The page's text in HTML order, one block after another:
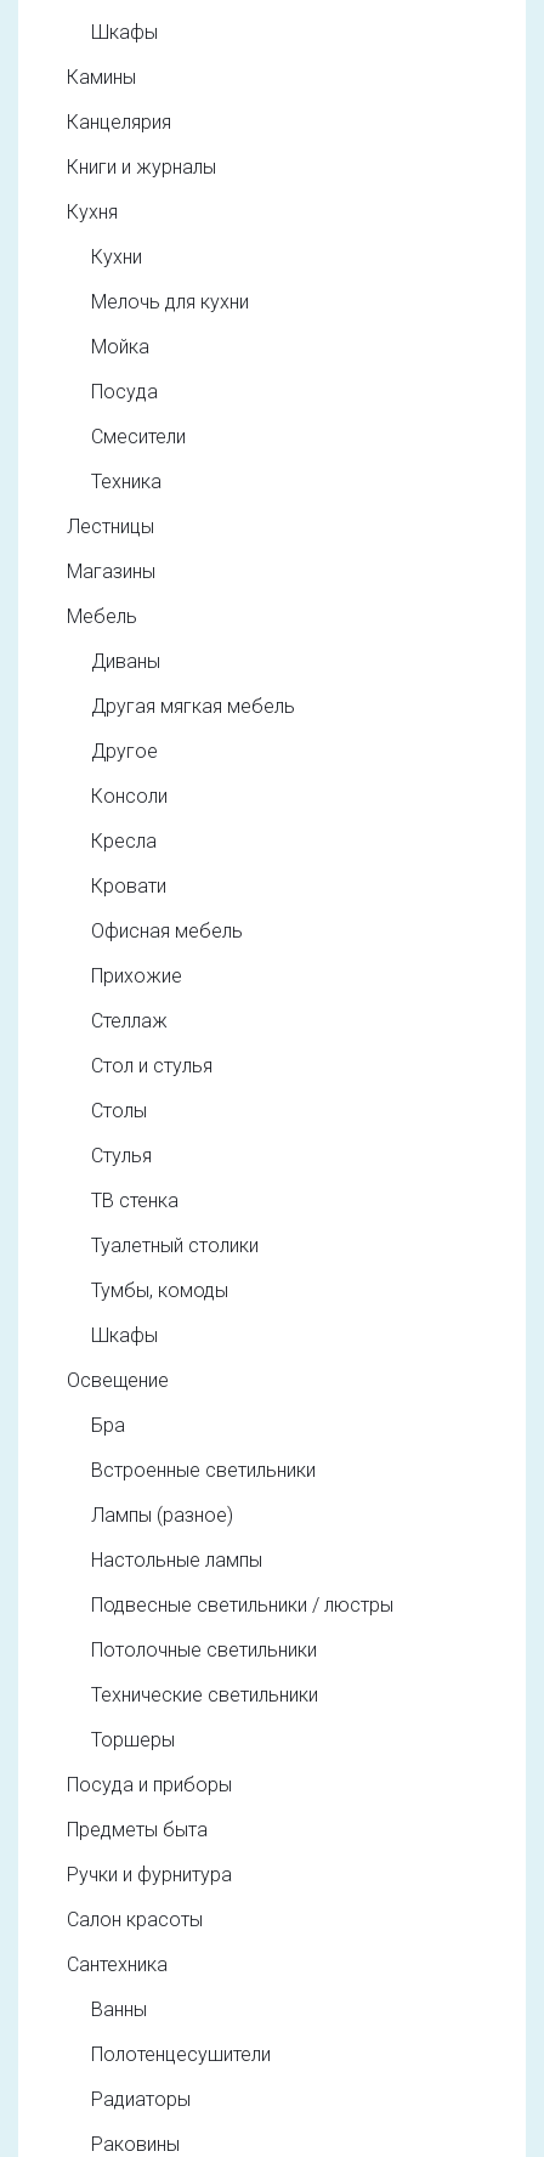
Шкафы
Камины
Канцелярия
Книги и журналы
Кухня
Кухни
Мелочь для кухни
Мойка
Посуда
Смесители
Техника
Лестницы
Магазины
Мебель
Диваны
Другая мягкая мебель
Другое
Консоли
Кресла
Кровати
Офисная мебель
Прихожие
Стеллаж
Стол и стулья
Столы
Стулья
ТВ стенка
Туалетный столики
Тумбы, комоды
Шкафы
Освещение
Бра
Встроенные светильники
Лампы (разное)
Настольные лампы
Подвесные светильники / люстры
Потолочные светильники
Технические светильники
Торшеры
Посуда и приборы
Предметы быта
Ручки и фурнитура
Салон красоты
Сантехника
Ванны
Полотенцесушители
Радиаторы
Раковины